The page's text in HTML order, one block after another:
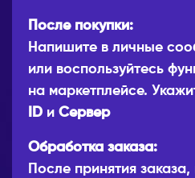
После покупки:
Напишите в личные
или воспользуйтесь
на маркетплейсе.
ID и Сервер
Обработка заказа:
После принятия